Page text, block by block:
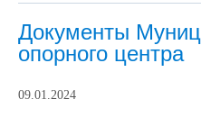
Документы
опорного центра
09.01.2024